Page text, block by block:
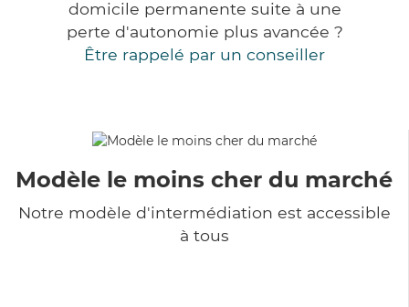
domicile permanente suite à une
perte d'autonomie plus avancée ?
Être rappelé par un conseiller
Modèle le moins cher du marché
Notre modèle d'intermédiation est accessible
à tous